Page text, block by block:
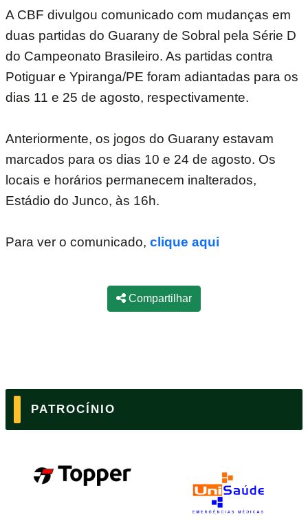
A CBF divulgou comunicado com mudanças em
duas partidas do Guarany de Sobral pela Série D
do Campeonato Brasileiro. As partidas contra
Potiguar e Ypiranga/PE foram adiantadas para os
dias 11 e 25 de agosto, respectivamente.
Anteriormente, os jogos do Guarany estavam
marcados para os dias 10 e 24 de agosto. Os
locais e horários permanecem inalterados,
Estádio do Junco, às 16h.
Para ver o comunicado, clique aqui
Compartilhar
PATROCÍNIO